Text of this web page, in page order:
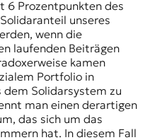
6 Prozentpunkten des
unseres
wenn die
laufenden Beiträgen
kamen
Portfolio in
dem Solidarsystem zu
man einen derartigen
das sich um das
hat. In diesem Fall